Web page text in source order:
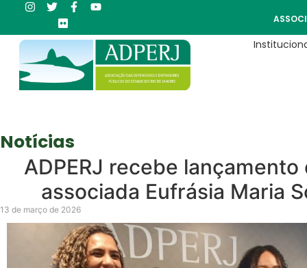
Notícias
ADPERJ recebe
associada Eufrásia Maria
13 de março de 2026